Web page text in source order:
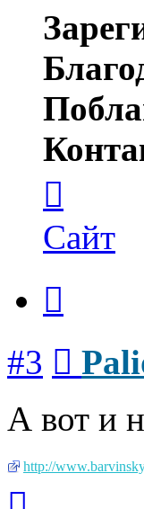
пользователя
Palio
Сайт
#3
А вот и
http://